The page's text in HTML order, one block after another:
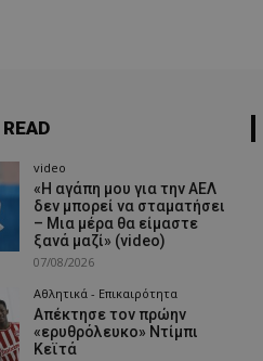
video
«Η αγάπη μου για την ΑΕΛ
δεν μπορεί να σταματήσει
– Μια μέρα θα είμαστε
ξανά μαζί» (video)
07/08/2026
Αθλητικά - Επικαιρότητα
Απέκτησε τον πρώην
«ερυθρόλευκο» Ντίμπι
Κεϊτά